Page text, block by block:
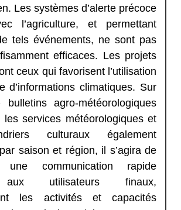
Les systèmes d’alerte précoce
l’agriculture, et permettant
tels événements, ne sont pas
efficaces. Les projets
ceux qui favorisent l’utilisation
d’informations climatiques. Sur
agro-météorologiques
les services météorologiques et
culturaux également
saison et région, il s’agira de
une communication rapide
utilisateurs finaux,
les activités et capacités